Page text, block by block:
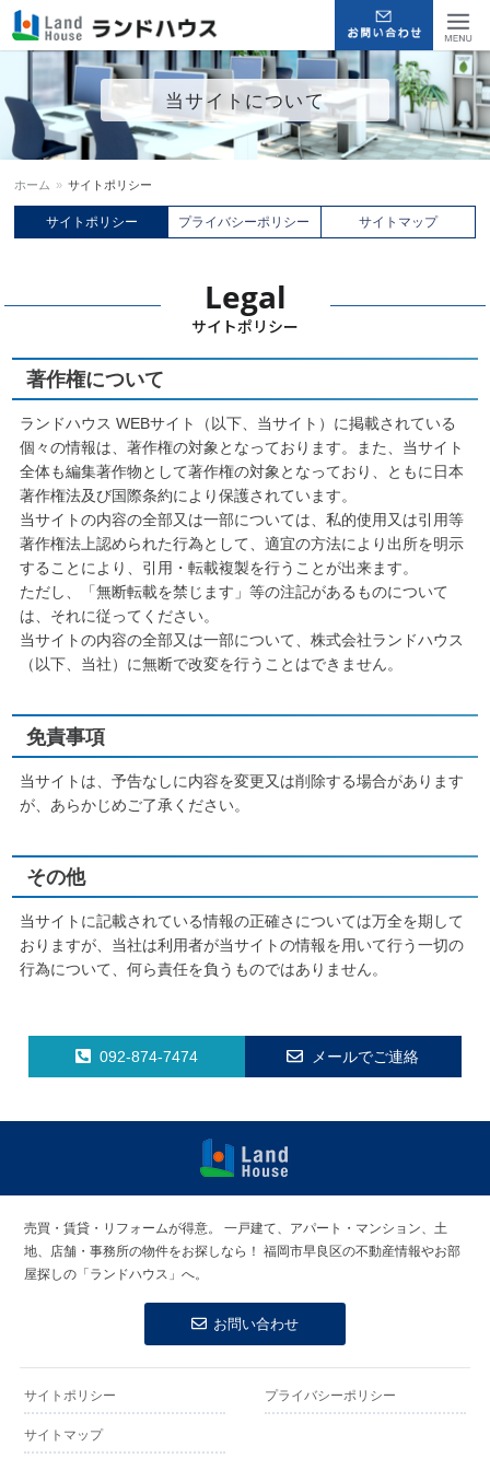
福岡早良区の賃貸物件・売買
物件 | ランドハウス
Menu
当サイトについて
ホーム » サイトポリシー
サイトポリシー プライバシーポリシー サイトマップ
Legal
サイトポリシー
著作権について
ランドハウス WEBサイト（以下、当サイト）に掲載されている
個々の情報は、著作権の対象となっております。また、当サイト
全体も編集著作物として著作権の対象となっており、ともに日本
著作権法及び国際条約により保護されています。
当サイトの内容の全部又は一部については、私的使用又は引用等
著作権法上認められた行為として、適宜の方法により出所を明示
することにより、引用・転載複製を行うことが出来ます。
ただし、「無断転載を禁じます」等の注記があるものについて
は、それに従ってください。
当サイトの内容の全部又は一部について、株式会社ランドハウス
（以下、当社）に無断で改変を行うことはできません。
免責事項
当サイトは、予告なしに内容を変更又は削除する場合があります
が、あらかじめご了承ください。
その他
当サイトに記載されている情報の正確さについては万全を期して
おりますが、当社は利用者が当サイトの情報を用いて行う一切の
行為について、何ら責任を負うものではありません。
092-874-7474 メールでご連絡
買物件 | ラン
ドハウス
売買・賃貸・リフォームが得意。
一戸建て、アパート・マンション、土
地、店舗・事務所の物件をお探しなら！ 福岡市早良区の不動産情報やお部
屋探しの「ランドハウス」へ。
お問い合わせ
サイトポリシー プライバシーポリシー
サイトマップ